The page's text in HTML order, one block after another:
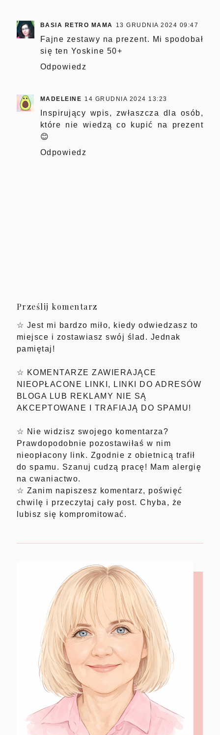
BASIA RETRO MAMA 13 GRUDNIA 2024 09:47
Fajne zestawy na prezent. Mi spodobał
się ten Yoskine 50+
Odpowiedz
MADELEINE 14 GRUDNIA 2024 13:23
Inspirujący wpis, zwłaszcza dla osób,
które nie wiedzą co kupić na prezent
😊
Odpowiedz
Prześlij komentarz
☆ Jest mi bardzo miło, kiedy odwiedzasz to
miejsce i zostawiasz swój ślad. Jednak
pamiętaj!
☆ KOMENTARZE ZAWIERAJĄCE
NIEOPŁACONE LINKI, LINKI DO ADRESÓW
BLOGA LUB REKLAMY NIE SĄ
AKCEPTOWANE I TRAFIAJĄ DO SPAMU!
☆ Nie widzisz swojego komentarza?
Prawdopodobnie pozostawiłaś w nim
nieopłacony link. Zgodnie z obietnicą trafił
do spamu. Szanuj cudzą pracę! Mam alergię
na cwaniactwo.
☆ Zanim napiszesz komentarz, poświęć
chwilę i przeczytaj cały post. Chyba, że
lubisz się kompromitować.